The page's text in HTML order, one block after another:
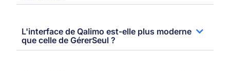
L'interface de Qalimo est-elle plus moderne
que celle de GérerSeul ?